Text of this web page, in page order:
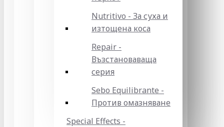
Nutritivo - За суха и
изтощена коса
Repair -
Възстановаваща
серия
Sebo Equilibrante -
Против омазняване
Special Effects -